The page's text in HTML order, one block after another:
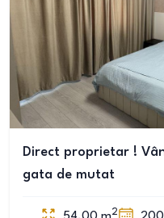
Direct proprietar !
gata de mutat
2